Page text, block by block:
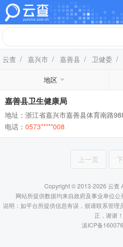
云查 / 嘉兴市 / 嘉善县 / 卫健委 /
地区
嘉善县卫生健康局
地址：浙江省嘉兴市嘉善县体育南路
电话： 0573*****008
上一页
Copyright © 2013-2026 云查
网站所提供数据均来自政府及事业单位公
说明：如平台所提供信息有误，烦请联系管
正，谢谢！
滇ICP备